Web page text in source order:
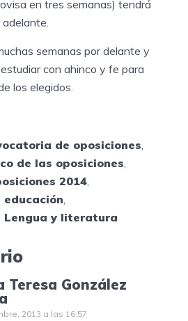
en tres semanas) tendrá
semanas por delante y
con ahinco y fe para
los elegidos.
de oposiciones,
de las oposiciones,
2014,
educación,
Lengua y literatura
Teresa González
2013 a las 16:57